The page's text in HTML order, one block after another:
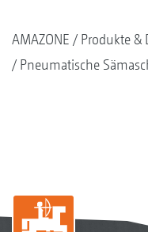
AMAZONE Produkte &
Pneumatische